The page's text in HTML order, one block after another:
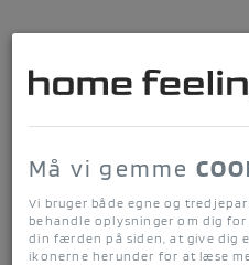
home
Forside / Alt i køkkenting og
Må vi gemme
Vi bruger både egne og
behandle oplysninger om dig
din færden på siden, at give dig
ikonerne herunder for at læse